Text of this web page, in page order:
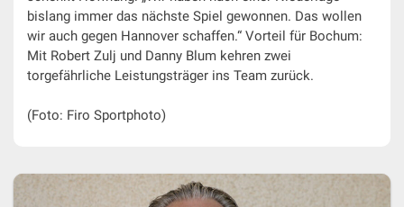
bislang immer das nächste Spiel gewonnen. Das wollen
wir auch gegen Hannover schaffen.“ Vorteil für Bochum:
Mit Robert Zulj und Danny Blum kehren zwei
torgefährliche Leistungsträger ins Team zurück.
(Foto: Firo Sportphoto)